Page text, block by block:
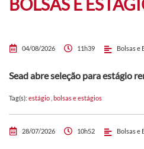
04/08/2026 11h39 Bolsas e
Sead abre seleção para estágio
Tag(s): estágio bolsas e estágios
28/07/2026 10h52 Bolsas e